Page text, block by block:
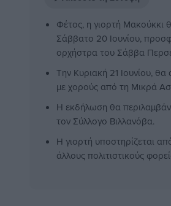
Φέτος, η γιορτή Μακούκκι
Σάββατο 20 Ιουνίου,
ορχήστρα του Σάββα
Την Κυριακή 21 Ιουνίου,
με χορούς από τη Μικρά
Η εκδήλωση θα
τον Σύλλογο Βιλλανόβα.
Η γιορτή υποστηρίζεται
άλλους πολιτιστικούς